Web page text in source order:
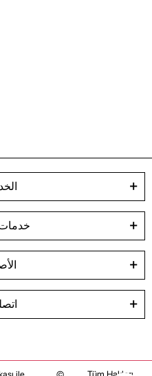
ile © Tüm Hakları